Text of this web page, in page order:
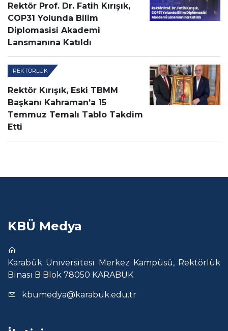
Rektör Prof. Dr. Fatih Kırışık,
COP31 Yolunda Bilim
Diplomasisi Akademi
Lansmanına Katıldı
REKTÖRLÜK
Rektör Kırışık, Eski TBMM
Başkanı Kahraman’a 15
Temmuz Temalı Tablo Takdim
Etti
KBÜ Medya
Karabük Üniversitesi Merkez Kampüsü, Rektörlük
Binası B Blok 78050 KARABÜK
kbumedya@karabuk.edu.tr